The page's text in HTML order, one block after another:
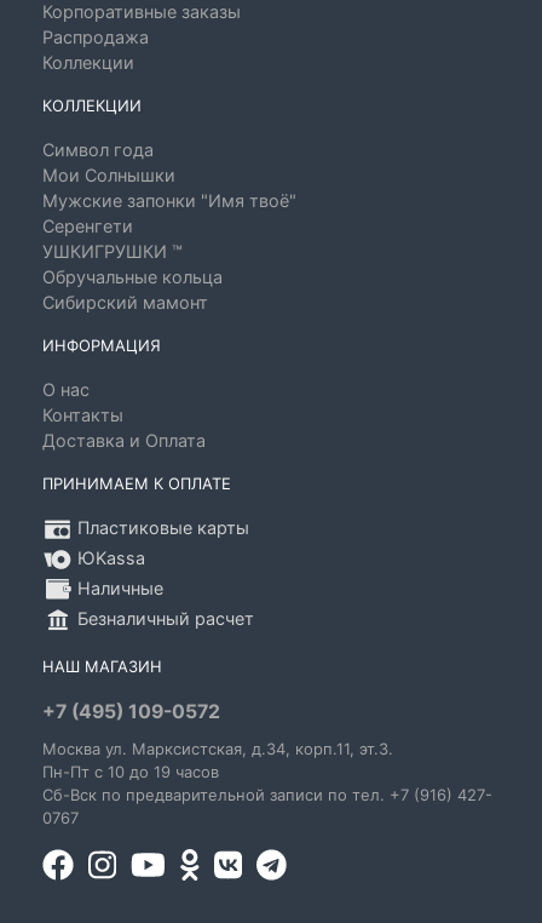
Корпоративные заказы
Распродажа
Коллекции
КОЛЛЕКЦИИ
Символ года
Мои Солнышки
Мужские запонки "Имя твоё"
Серенгети
УШКИГРУШКИ ™
Обручальные кольца
Сибирский мамонт
ИНФОРМАЦИЯ
О нас
Контакты
Доставка и Оплата
ПРИНИМАЕМ К ОПЛАТЕ
Пластиковые карты
ЮKassa
Наличные
Безналичный расчет
НАШ МАГАЗИН
+7 (495) 109-0572
Москва ул. Марксистская , д.34, корп.11, эт.3.
Пн-Пт c 10 до 19 часов
Сб-Вск по предварительной записи по тел. +7 (916) 427-
0767